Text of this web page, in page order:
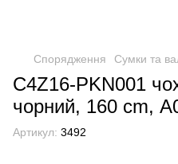
Спорядження Сумки та
C4Z16-PKN001
чорний, 160 cm,
Артикул: 3492